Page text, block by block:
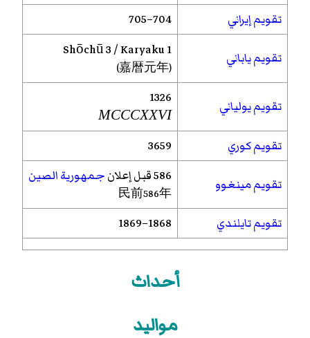
تقويم إيراني
704–705
تقويم ياباني Shōchū3 /Karyaku1
(嘉暦元年)
تقويم يولياني 1326
MCCCXXVI
تقويم كوري 3659
تقويم مينغوو 586 قبل إعلان جمهورية الصين
民前586年
تقويم تايلندي 1868–1869
أحداث
مواليد